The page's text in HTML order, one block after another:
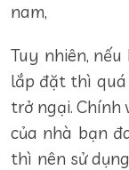
nam,
Tuy nhiên,
lắp đặt thì quá
trở ngại. Chính
của nhà bạn
thì nên sử